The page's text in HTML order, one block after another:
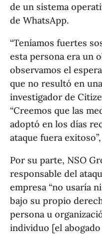
de un sistema
de WhatsApp.
“Teníamos fuertes
esta persona era un
observamos el
que no resultó en
investigador de
“Creemos que las
adoptó en los días
ataque fuera
Por su parte, NSO
responsable del
empresa “no usaría
bajo su propio
persona u
individuo [el